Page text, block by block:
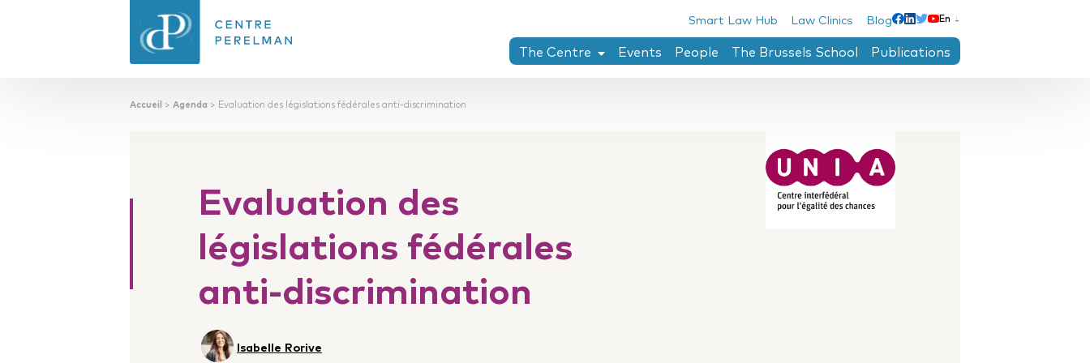
Smart Law Hub Law Clinics BlogFacebook
Linkedin
Twitter
Youtube
En
The Centre Events People The Brussels School Publications
Accueil > Agenda > Evaluation des législations fédérales anti-discrimination
Evaluation des
législations fédérales
anti-discrimination
Isabelle Rorive